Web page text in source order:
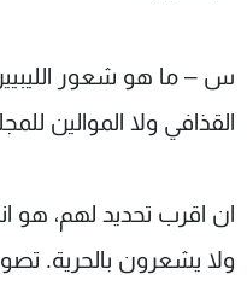
س – ما هو شعور
القذافي ولا الموالين
ان اقرب تحديد لهم،
ولا يشعرون بالحرية.